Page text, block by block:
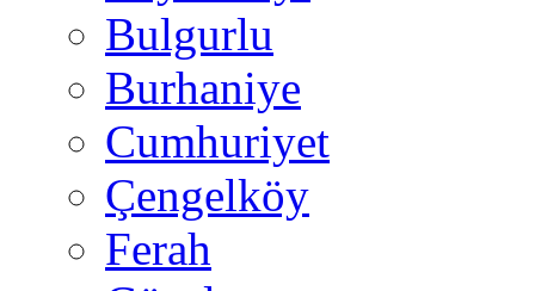
Bulgurlu
Burhaniye
Cumhuriyet
Çengelköy
Ferah